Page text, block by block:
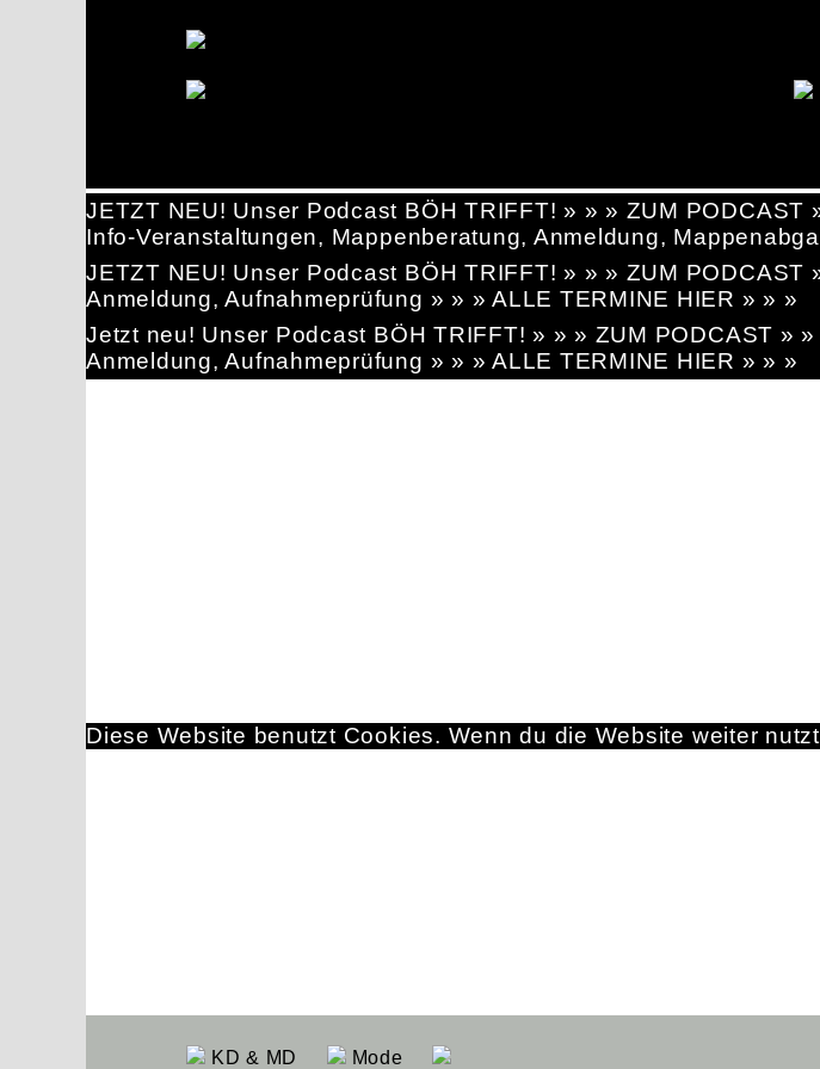
JETZT NEU! Unser Podcast BÖH TRIFFT! » » » ZUM PODCAST
Info-Veranstaltungen, Mappenberatung, Anmeldung,
JETZT NEU! Unser Podcast BÖH TRIFFT! » » » ZUM PODCAST
Anmeldung, Aufnahmeprüfung » » » ALLE TERMINE HIER » » »
Jetzt neu! Unser Podcast BÖH TRIFFT! » » » ZUM PODCAST » »
Anmeldung, Aufnahmeprüfung » » » ALLE TERMINE HIER » » »
KD & MD Mode
Diese Website benutzt Cookies. Wenn du die Website weiter